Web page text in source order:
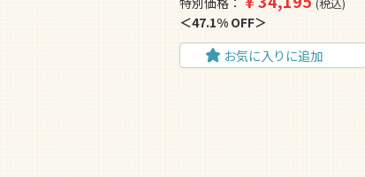
47.1% OFF
お気に入りに追加